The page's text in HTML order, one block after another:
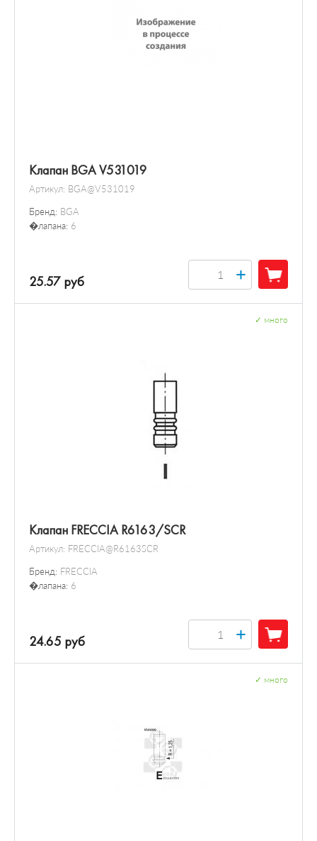
Клапан BGA V531019
Артикул: BGA@V531019
Бренд: BGA
�лапана: 6
25.57 руб +
Клапан FRECCIA R6163/SCR
Артикул: FRECCIA@R6163SCR
Бренд: FRECCIA
�лапана: 6
много
24.65 руб +
много